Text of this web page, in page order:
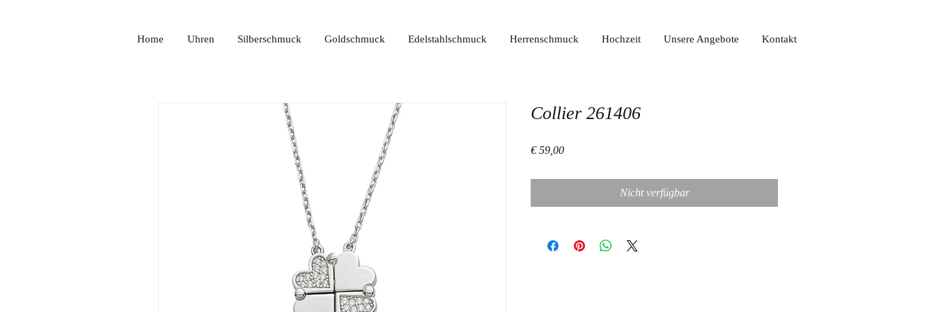
Collier 261406
€ 59,00Preis
Nicht verfügbar
Home Uhren Silberschmuck Goldschmuck Edelstahlschmuck Herrenschmuck Hochzeit Unsere Angebote Kontakt